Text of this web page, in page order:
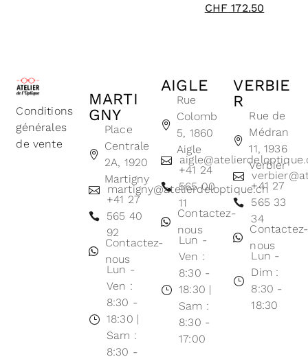
CHF 172.50
Conditions
générales
de vente
MARTI
GNY
Place
Centrale
2A, 1920
Martigny
martigny@atelierdeloptique.ch
+41 27
565 40
92
Contactez-
nous
Lun -
Ven :
8:30 -
18:30 |
Sam :
8:30 -
AIGLE
Rue
Colomb
5, 1860
Aigle
+41 24
565 00
11
Contactez-
nous
Lun -
Ven :
8:30 -
18:30 |
Sam :
8:30 -
17:00
VERBIE
R
Rue de
Médran
11, 1936
Verbier
+41 27
565 33
34
Contactez-
nous
Lun -
Dim :
8:30 -
18:30